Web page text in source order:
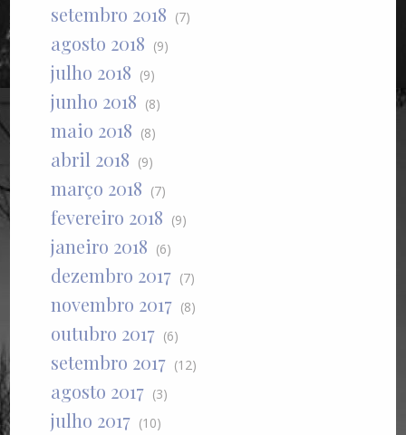
setembro 2018 (7)
agosto 2018 (9)
julho 2018 (9)
junho 2018 (8)
maio 2018 (8)
abril 2018 (9)
março 2018 (7)
fevereiro 2018 (9)
janeiro 2018 (6)
dezembro 2017 (7)
novembro 2017 (8)
outubro 2017 (6)
setembro 2017 (12)
agosto 2017 (3)
julho 2017 (10)